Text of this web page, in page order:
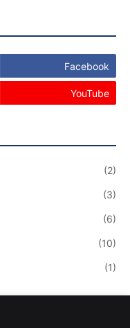
Facebook
YouTube
(2)
(3)
(6)
(10)
(1)